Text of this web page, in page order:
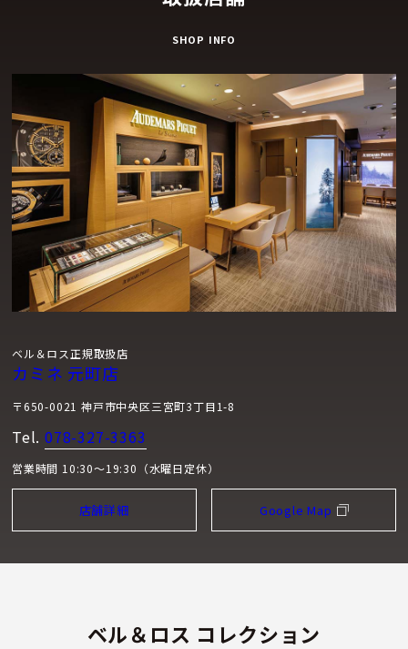
SHOP INFO
ベル＆ロス正規取扱店
カミネ 元町店
〒650-0021 神戸市中央区三宮町3丁目1-8
Tel. 078-327-3363
営業時間 10:30～19:30（水曜日定休）
店舗詳細 Google Map
ベル＆ロス コレクション